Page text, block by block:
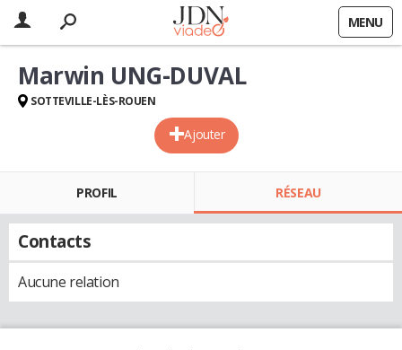
MENU
Ajouter
Marwin UNG-DUVAL
SOTTEVILLE-LÈS-ROUEN
PROFIL RÉSEAU
Contacts
Aucune relation